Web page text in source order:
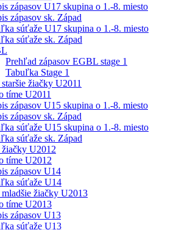
zápasov U17 skupina o 1.-8. miesto
zápasov sk. Západ
súťaže U17 skupina o 1.-8. miesto
súťaže sk. Západ
Prehľad zápasov EGBL stage 1
Tabuľka Stage 1
žiačky U2011
tíme U2011
zápasov U15 skupina o 1.-8. miesto
zápasov sk. Západ
súťaže U15 skupina o 1.-8. miesto
súťaže sk. Západ
U2012
tíme U2012
zápasov U14
súťaže U14
žiačky U2013
tíme U2013
zápasov U13
súťaže U13